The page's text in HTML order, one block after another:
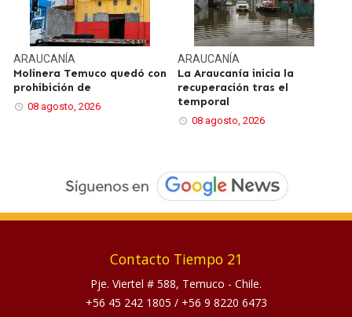
ARAUCANÍA
Molinera Temuco quedó con
prohibición de
08 agosto, 2026
ARAUCANÍA
La Araucanía inicia la
recuperación tras el
temporal
08 agosto, 2026
Contacto Tiempo 21
Pje. Viertel # 588, Temuco - Chile.
+56 45 242 1805 / +56 9 8220 6473